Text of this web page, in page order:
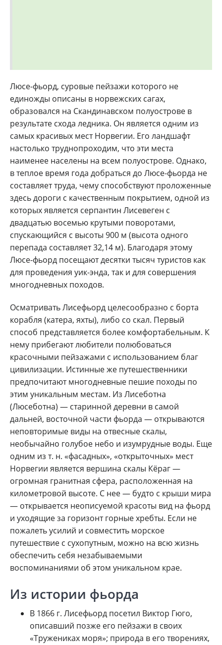
Люсе-фьорд, суровые пейзажи которого не
единожды описаны в норвежских сагах,
образовался на Скандинавском полуострове в
результате схода ледника. Он является одним из
самых красивых мест Норвегии. Его ландшафт
настолько труднопроходим, что эти места
наименее населены на всем полуострове. Однако,
в теплое время года добраться до Люсе-фьорда не
составляет труда, чему способствуют проложенные
здесь дороги с качественным покрытием, одной из
которых является серпантин Лисевеген с
двадцатью восемью крутыми поворотами,
спускающийся с высоты 900 м (высота одного
перепада составляет 32,14 м). Благодаря этому
Люсе-фьорд посещают десятки тысяч туристов как
для проведения уик-энда, так и для совершения
многодневных походов.
Осматривать Лисефьорд целесообразно с борта
корабля (катера, яхты), либо со скал. Первый
способ представляется более комфортабельным. К
нему прибегают любители полюбоваться
красочными пейзажами с использованием благ
цивилизации. Истинные же путешественники
предпочитают многодневные пешие походы по
этим уникальным местам. Из Лисеботна
(Люсеботна) — старинной деревни в самой
дальней, восточной части фьорда — открываются
неповторимые виды на отвесные скалы,
необычайно голубое небо и изумрудные воды. Еще
одним из т. н. «фасадных», «открыточных» мест
Норвегии является вершина скалы Кёраг —
огромная гранитная сфера, расположенная на
километровой высоте. С нее — будто с крыши мира
— открывается неописуемой красоты вид на фьорд
и уходящие за горизонт горные хребты. Если не
пожалеть усилий и совместить морское
путешествие с сухопутным, можно на всю жизнь
обеспечить себя незабываемыми
воспоминаниями об этом уникальном крае.
Из истории фьорда
В 1866 г. Лисефьорд посетил Виктор Гюго,
описавший позже его пейзажи в своих
«Тружениках моря»; природа в его творениях,